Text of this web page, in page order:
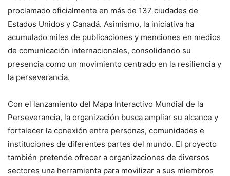
proclamado oficialmente en más de 137 ciudades de
Estados Unidos y Canadá. Asimismo, la iniciativa ha
acumulado miles de publicaciones y menciones en medios
de comunicación internacionales, consolidando su
presencia como un movimiento centrado en la resiliencia y
la perseverancia.
Con el lanzamiento del Mapa Interactivo Mundial de la
Perseverancia, la organización busca ampliar su alcance y
fortalecer la conexión entre personas, comunidades e
instituciones de diferentes partes del mundo. El proyecto
también pretende ofrecer a organizaciones de diversos
sectores una herramienta para movilizar a sus miembros